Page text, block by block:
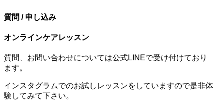
質問 / 申し込み
オンラインケアレッスン
質問、お問い合わせについては公式LINEで受け付けており
ます。
インスタグラムでのお試しレッスンをしていますので是非体
験してみて下さい。